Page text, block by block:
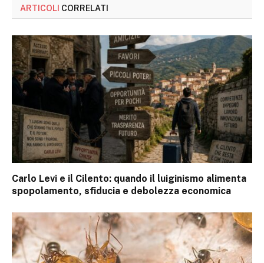
ARTICOLI CORRELATI
Carlo Levi e il Cilento: quando il luiginismo alimenta
spopolamento, sfiducia e debolezza economica